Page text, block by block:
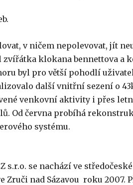
v ničem nepolevovat, jít
zvířátka klokana bennettova a
byl pro větší pohodlí
další vnitřní sezení o
venkovní aktivity i přes
Od června probíhá
systému.
se nachází ve
Zruči nad Sázavou roku 2007.